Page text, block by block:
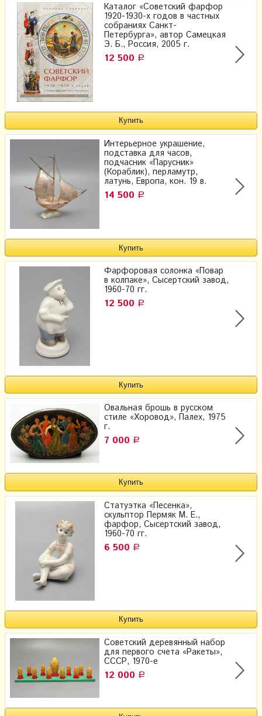
Каталог «Советский фарфор
1920-1930-х годов в частных
собраниях Санкт-
Петербурга», автор Самецкая
Э. Б., Россия, 2005 г.
12 500 Р
Интерьерное украшение,
подставка для часов,
подчасник «Парусник»
(Кораблик), перламутр,
латунь, Европа, кон. 19 в.
14 500 Р
Фарфоровая солонка «Повар
в колпаке», Сысертский завод,
1960-70 гг.
12 500 Р
Овальная брошь в русском
стиле «Хоровод», Палех, 1975
г.
7 000 Р
Статуэтка «Песенка»,
скульптор Пермяк М. Е.,
фарфор, Сысертский завод,
1960-70 гг.
6 500 Р
Советский деревянный набор
для первого счета «Ракеты»,
СССР, 1970-е
12 000 Р